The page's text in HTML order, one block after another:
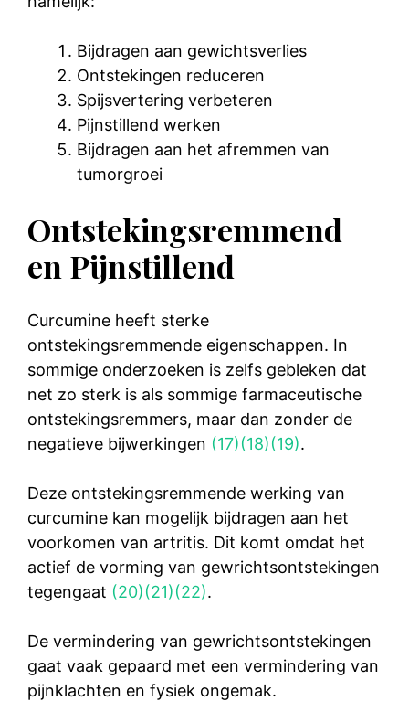
Bijdragen aan gewichtsverlies
Ontstekingen reduceren
Spijsvertering verbeteren
Pijnstillend werken
Bijdragen aan het afremmen van
tumorgroei
Ontstekingsremmend
en Pijnstillend
Curcumine heeft sterke
ontstekingsremmende eigenschappen. In
sommige onderzoeken is zelfs gebleken dat
net zo sterk is als sommige farmaceutische
ontstekingsremmers, maar dan zonder de
negatieve bijwerkingen (17)(18)(19).
Deze ontstekingsremmende werking van
curcumine kan mogelijk bijdragen aan het
voorkomen van artritis. Dit komt omdat het
actief de vorming van gewrichtsontstekingen
tegengaat (20)(21)(22).
De vermindering van gewrichtsontstekingen
gaat vaak gepaard met een vermindering van
pijnklachten en fysiek ongemak.